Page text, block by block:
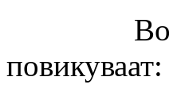
Во овој
повикуваат: